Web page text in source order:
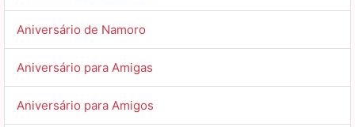
Aniversário de Namoro
Aniversário para Amigas
Aniversário para Amigos